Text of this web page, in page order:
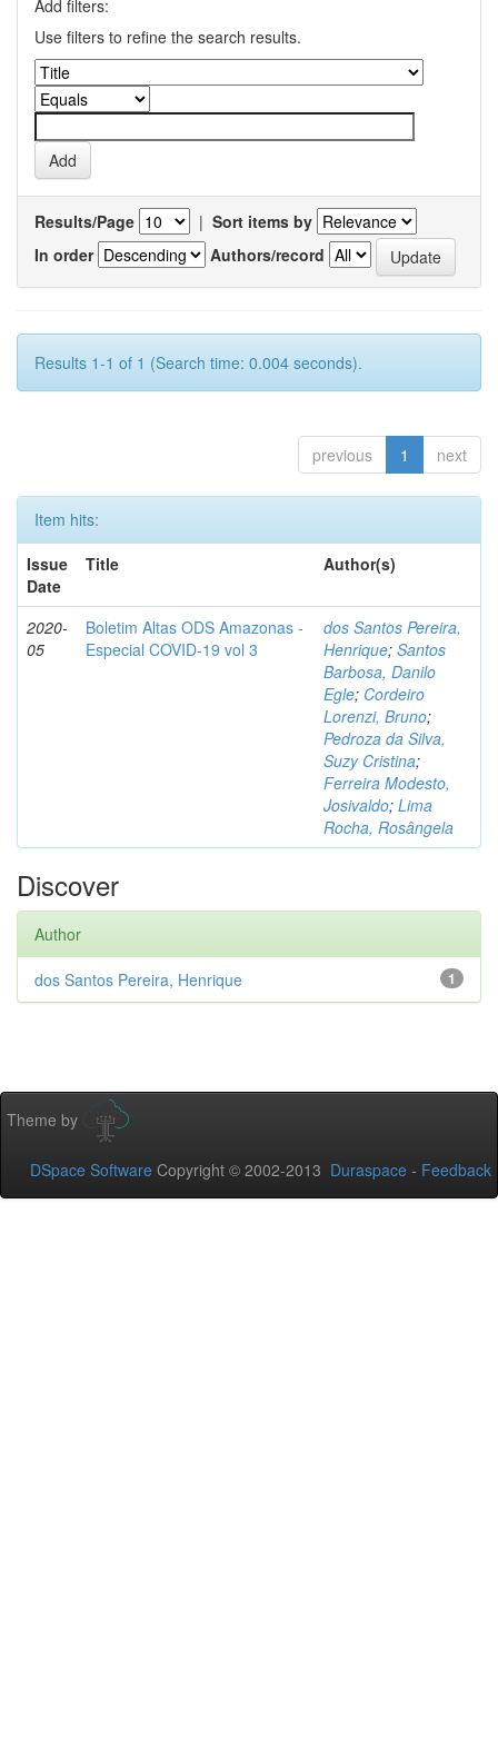
Add filters:
Use filters to refine the search results.
Results/Page | Sort items by
In order
Authors/record
Results 1-1 of 1 (Search time: 0.004 seconds).
previous 1 next
Item hits:
Issue
Date
Title Author(s)
2020-
05
Boletim Altas ODS Amazonas -
Especial COVID-19 vol 3
dos Santos Pereira,
Henrique; Santos
Barbosa, Danilo
Egle; Cordeiro
Lorenzi, Bruno;
Pedroza da Silva,
Suzy Cristina;
Ferreira Modesto,
Josivaldo; Lima
Rocha, Rosângela
Discover
Author
1
dos Santos Pereira, Henrique
Theme by
DSpace Software Copyright © 2002-2013 Duraspace - Feedback